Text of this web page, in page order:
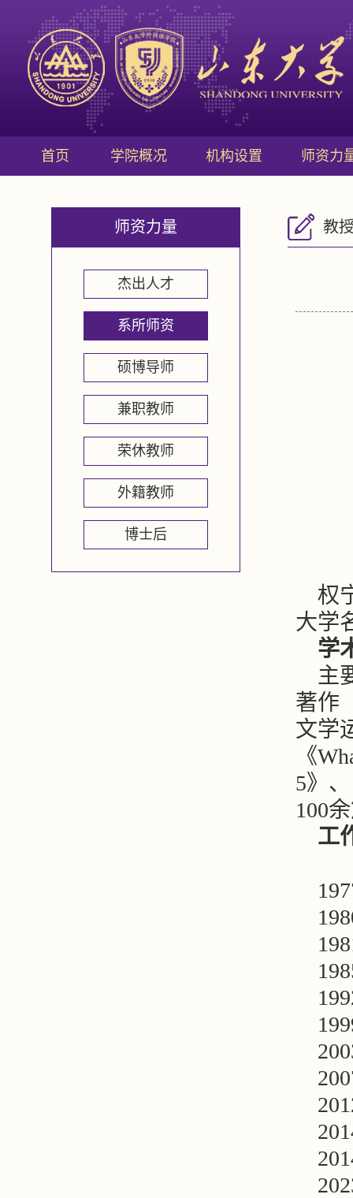
首页 学院概况 机构设置 师资力
师资力量
杰出人才
系所师资
硕博导师
兼职教师
荣休教师
外籍教师
博士后
教
权
大学
学
主
著作
文学
《
5》
100
工